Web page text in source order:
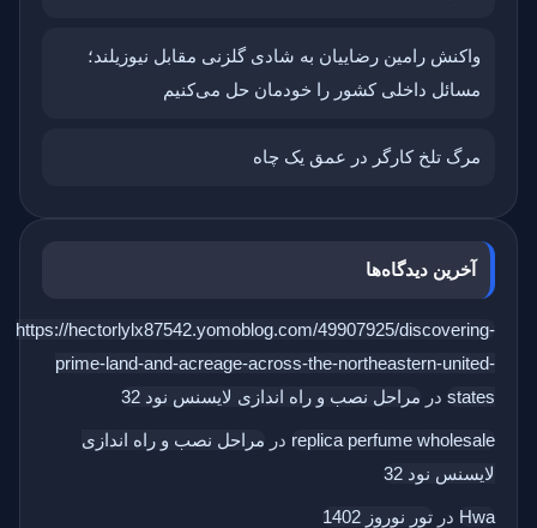
واکنش رامین رضاییان به شادی گلزنی مقابل نیوزیلند؛
مسائل داخلی کشور را خودمان حل می‌کنیم
مرگ تلخ کارگر در عمق یک چاه
آخرین دیدگاه‌ها
https://hectorlylx87542.yomoblog.com/49907925/discovering-
prime-land-and-acreage-across-the-northeastern-united-
states در مراحل نصب و راه اندازی لایسنس نود 32
replica perfume wholesale در مراحل نصب و راه اندازی
لایسنس نود 32
Hwa در تور نوروز 1402